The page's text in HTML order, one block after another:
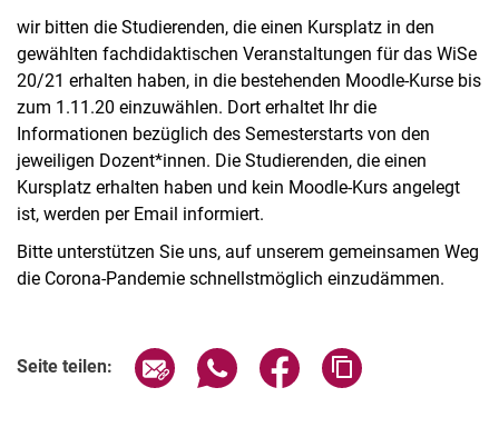
Alle Termine
wir bitten die Studierenden, die einen Kursplatz in den
gewählten fachdidaktischen Veranstaltungen für das WiSe
20/21 erhalten haben, in die bestehenden Moodle-Kurse bis
zum 1.11.20 einzuwählen. Dort erhaltet Ihr die
Informationen bezüglich des Semesterstarts von den
jeweiligen Dozent*innen. Die Studierenden, die einen
Kursplatz erhalten haben und kein Moodle-Kurs angelegt
ist, werden per Email informiert.
Bitte unterstützen Sie uns, auf unserem gemeinsamen Weg
die Corona-Pandemie schnellstmöglich einzudämmen.
Seite teilen: Seite über E-Mail teilen
Seite über WhatsApp teilen
Seite über Facebook